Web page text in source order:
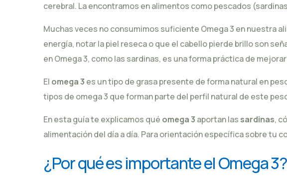
cerebral. La encontramos en alimentos como pescados (sardinas
Muchas veces no consumimos suficiente Omega 3 en nuestra
energía, notar la piel reseca o que el cabello pierde brillo son
en Omega 3, como las sardinas, es una forma práctica de
El omega 3 es un tipo de grasa presente de forma natural en
tipos de omega 3 que forman parte del perfil natural de este
En esta guía te explicamos qué omega 3 aportan las sardinas,
alimentación del día a día. Para orientación específica sobre tu
¿Por qué es importante el Omega 3?